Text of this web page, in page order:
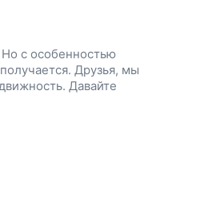
с особенностью
Друзья, мы
Давайте